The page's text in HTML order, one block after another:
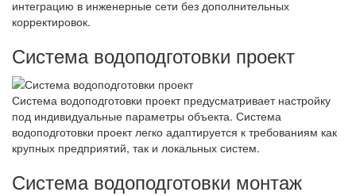
интеграцию в инженерные сети без дополнительных
корректировок.
Система водоподготовки проект
Система водоподготовки проект предусматривает настройку
под индивидуальные параметры объекта. Система
водоподготовки проект легко адаптируется к требованиям как
крупных предприятий, так и локальных систем.
Система водоподготовки монтаж